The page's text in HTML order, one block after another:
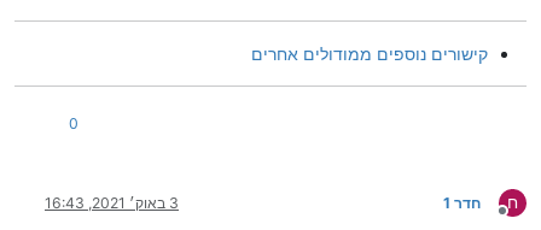
קישורים נוספים ממודולים אחרים
0
ח
מנותק
חדר 1 3 באוק׳ 2021, 16:43